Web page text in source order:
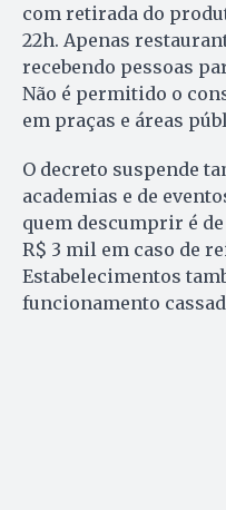
com retirada do
22h. Apenas
recebendo pessoas
Não é permitido o
em praças e áreas
O decreto suspende
academias e de
quem descumprir é
R$ 3 mil em caso de
Estabelecimentos
funcionamento